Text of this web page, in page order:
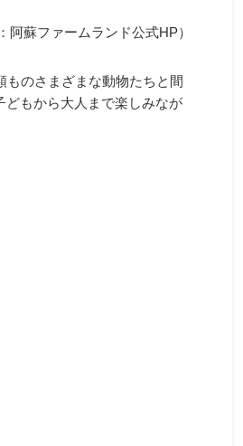
阿蘇ファームランド公式HP）
ものさまざまな動物たちと間
もから大人まで楽しみなが